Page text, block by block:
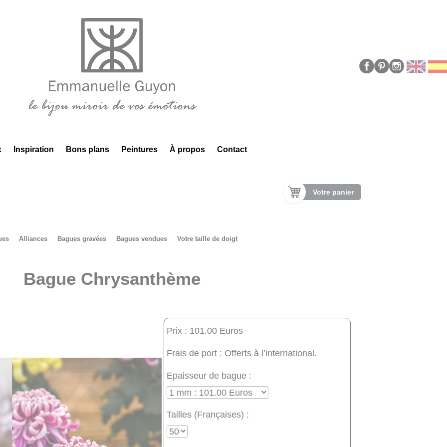
Inspiration Bons plans Peintures À propos Contact
Votre panier
Alliances Bagues gravées Bagues vendues Votre taille de doigt
Bague Chrysanthème
Prix : 101.00 Euros
Frais de port : Offerts à l’international.
Epaisseur de bague :
Tailles (Françaises) :